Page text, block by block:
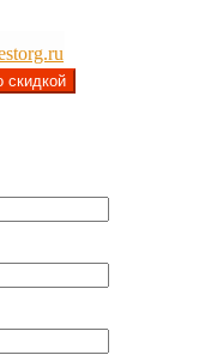
скидкой